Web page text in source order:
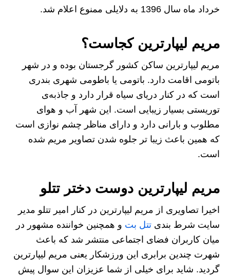
خرداد ماه سال 1396 به دلایلی ممنوع اعلام شد.
مریم لیپارترین کجاست؟
مریم لیپارترین ساکن کشور گرجستان بوده و در شهر
باتومی اقامت دارد. باتومی یا باطومی شهری بندری
است که در کنار دریای سیاه قرار دارد و جاذبه‌ی
توریستی بسیار زیبایی است. این شهر آب و هوای
مطلوب و بارانی دارد و دارای مناظر چشم نوازی است
که همین باعث زیبا تر جلوه شدن تصاویر مریم شده
است.
مریم لیپارترین دوست دختر تتلو
اخیرا تصاویری از مریم لیپارترین در کنار امیر تتلو مدیر
سایت شرط بندی تتل بت و همچنین خواننده مشهور در
میان کاربران فضای اجتماعی منتشر شد که باعث
شهرت چندین برابری این ورزشکار یعنی مریم لیپارترین
گردید. شاید برای خیلی از شما عزیزان این سوال پیش